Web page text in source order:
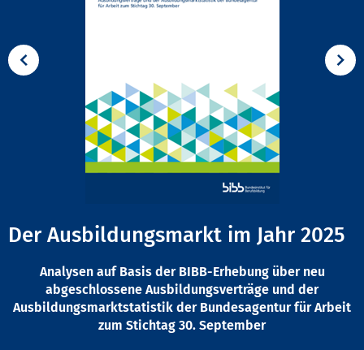
Der Ausbildungsmarkt im Jahr 2025
Analysen auf Basis der BIBB-Erhebung über neu
abgeschlossene Ausbildungsverträge und der
Ausbildungsmarktstatistik der Bundesagentur für Arbeit
zum Stichtag 30. September